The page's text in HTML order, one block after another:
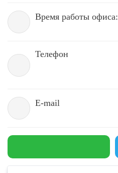
Время работы офиса:
Телефон
E-mail